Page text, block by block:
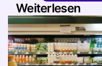
Weiterlesen